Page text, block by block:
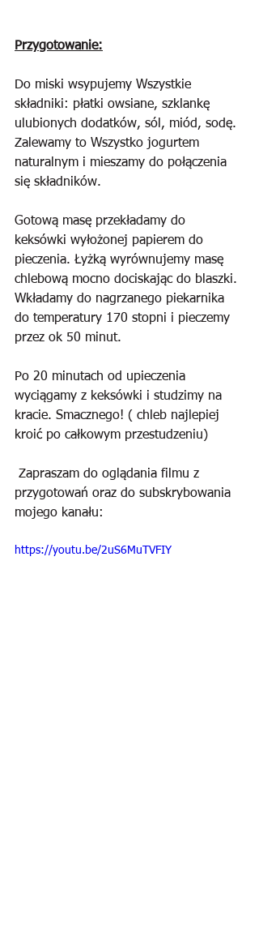
Przygotowanie:
Do miski wsypujemy Wszystkie
składniki: płatki owsiane, szklankę
ulubionych dodatków, sól, miód, sodę.
Zalewamy to Wszystko jogurtem
naturalnym i mieszamy do połączenia
się składników.
Gotową masę przekładamy do
keksówki wyłożonej papierem do
pieczenia. Łyżką wyrównujemy masę
chlebową mocno dociskając do blaszki.
Wkładamy do nagrzanego piekarnika
do temperatury 170 stopni i pieczemy
przez ok 50 minut.
Po 20 minutach od upieczenia
wyciągamy z keksówki i studzimy na
kracie. Smacznego! ( chleb najlepiej
kroić po całkowym przestudzeniu)
przygotowań oraz do subskrybowania
mojego kanału:
https://youtu.be/2uS6MuTVFIY